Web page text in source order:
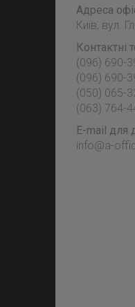
Адреса
Київ, вул.
Контактні
(096) 690-
‎(096) 690-
‎(050) 065-
‎(063) 764-
E-mail для
info@a-